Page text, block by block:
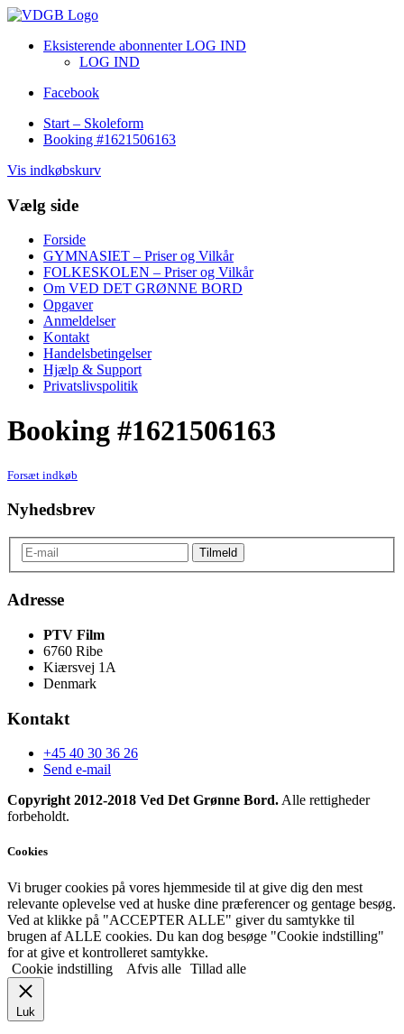
Eksisterende abonnenter LOG IND
LOG IND
Facebook
Start – Skoleform
Booking #1621506163
Vis indkøbskurv
Vælg side
Forside
GYMNASIET – Priser og Vilkår
FOLKESKOLEN – Priser og Vilkår
Om VED DET GRØNNE BORD
Opgaver
Anmeldelser
Kontakt
Handelsbetingelser
Hjælp & Support
Privatslivspolitik
Booking #1621506163
Forsæt indkøb
Nyhedsbrev
Adresse
PTV Film
6760 Ribe
Kiærsvej 1A
Denmark
Kontakt
+45 40 30 36 26
Send e-mail
Copyright 2012-2018 Ved Det Grønne Bord. Alle rettigheder
forbeholdt.
Cookies
Vi bruger cookies på vores hjemmeside til at give dig den mest
relevante oplevelse ved at huske dine præferencer og gentage besøg.
Ved at klikke på "ACCEPTER ALLE" giver du samtykke til
brugen af ALLE cookies. Du kan dog besøge "Cookie indstilling"
for at give et kontrolleret samtykke.
Cookie indstilling
Afvis alle Tillad alle
Luk